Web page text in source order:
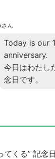
さん
Today is our
anniversary.
今日はわたし
念日です。
てくる” 記念